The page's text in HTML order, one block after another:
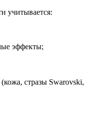
учитывается:
эффекты;
стразы Swarovski,